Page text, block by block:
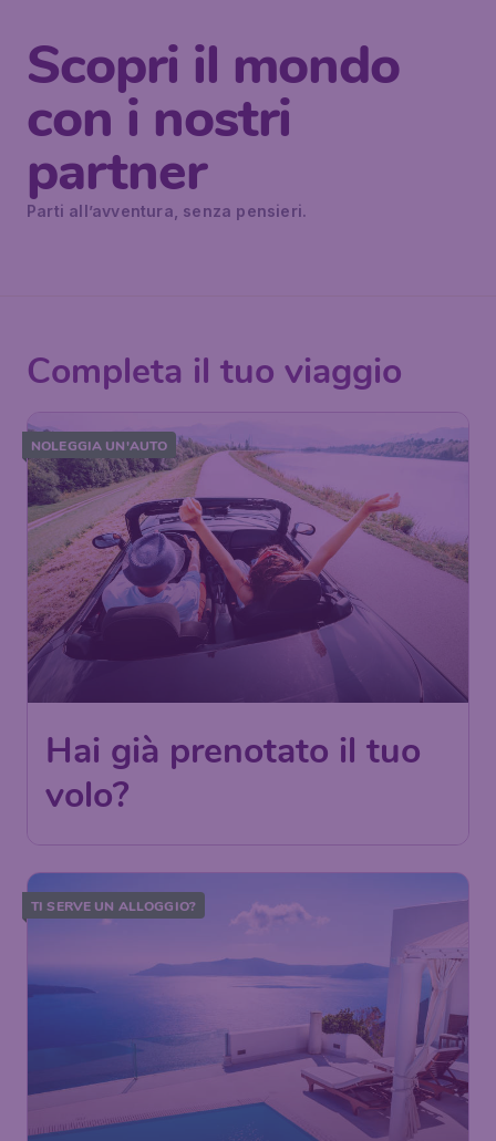
Scopri il mondo
con i nostri
partner
Parti all’avventura, senza pensieri.
Completa il tuo viaggio
NOLEGGIA UN'AUTO
Hai già prenotato il tuo
volo?
TI SERVE UN ALLOGGIO?